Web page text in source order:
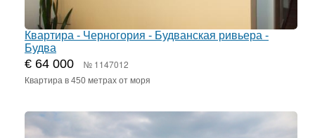
Квартира - Черногория - Будванская ривьера -
Будва
€ 64 000 № 1147012
Квартира в 450 метрах от моря